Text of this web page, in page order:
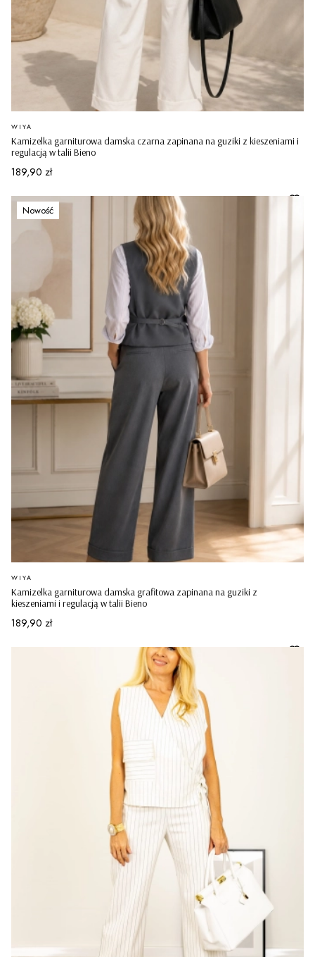
Kamizelka garniturowa damska czarna zapinana na guziki z kieszeniami i
regulacją w talii Bieno
PRODUCENT
WIYA
Cena
189,90 zł
Nowość
Kamizelka garniturowa damska grafitowa zapinana na guziki z
kieszeniami i regulacją w talii Bieno
PRODUCENT
WIYA
Cena
189,90 zł